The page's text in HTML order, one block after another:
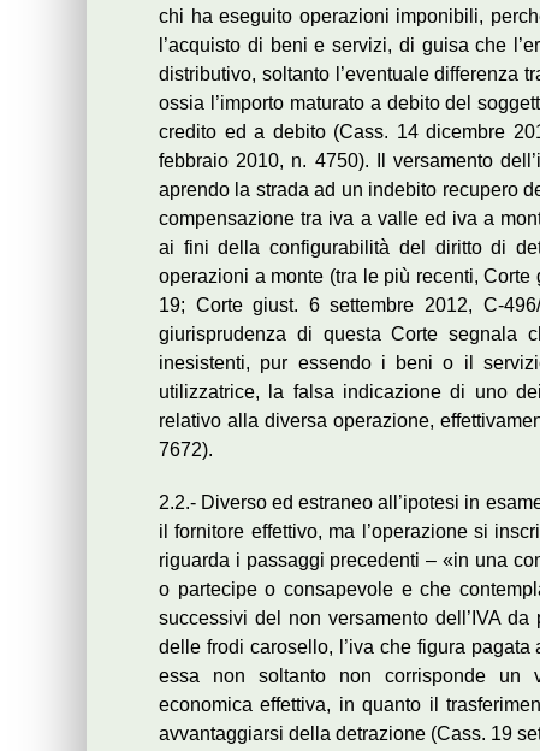
chi ha eseguito operazioni imponibili,
l’acquisto di beni e servizi, di guisa che
distributivo, soltanto l’eventuale differenza
ossia l’importo maturato a debito del
credito ed a debito (Cass. 14 dicembre
febbraio 2010, n. 4750). Il versamento
aprendo la strada ad un indebito recupero
compensazione tra iva a valle ed iva a
ai fini della configurabilità del diritto di
operazioni a monte (tra le più recenti,
19; Corte giust. 6 settembre 2012, C-
giurisprudenza di questa Corte segnala
inesistenti, pur essendo i beni o il
utilizzatrice, la falsa indicazione di uno
relativo alla diversa operazione,
7672).
2.2.- Diverso ed estraneo all’ipotesi in
il fornitore effettivo, ma l’operazione si
riguarda i passaggi precedenti – «in una
o partecipe o consapevole e che
successivi del non versamento dell’IVA
delle frodi carosello, l’iva che figura
essa non soltanto non corrisponde un
economica effettiva, in quanto il
avvantaggiarsi della detrazione (Cass. 19